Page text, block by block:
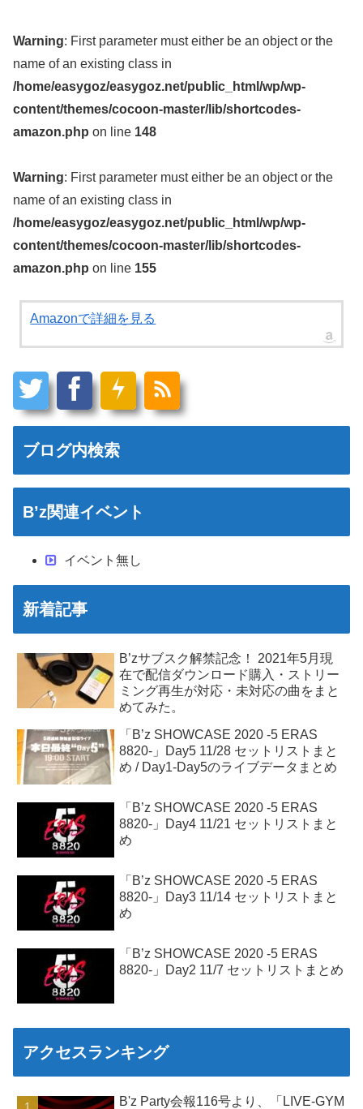
Warning: First parameter must either be an object or the
name of an existing class in
/home/easygoz/easygoz.net/public_html/wp/wp-
content/themes/cocoon-master/lib/shortcodes-
amazon.php on line 148
Warning: First parameter must either be an object or the
name of an existing class in
/home/easygoz/easygoz.net/public_html/wp/wp-
content/themes/cocoon-master/lib/shortcodes-
amazon.php on line 155
Amazonで詳細を見る
ブログ内検索
B’z関連イベント
イベント無し
新着記事
B’zサブスク解禁記念！ 2021年5月現
在で配信ダウンロード購入・ストリー
ミング再生が対応・未対応の曲をまと
めてみた。
「B’z SHOWCASE 2020 -5 ERAS
8820-」Day5 11/28 セットリストまと
め / Day1-Day5のライブデータまとめ
「B’z SHOWCASE 2020 -5 ERAS
8820-」Day4 11/21 セットリストまと
め
「B’z SHOWCASE 2020 -5 ERAS
8820-」Day3 11/14 セットリストまと
め
「B’z SHOWCASE 2020 -5 ERAS
8820-」Day2 11/7 セットリストまとめ
アクセスランキング
B'z Party会報116号より、「LIVE-GYM